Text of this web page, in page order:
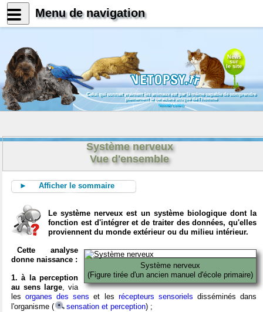
News
sur
le site
Celui qui connait vraiment les animaux est par là même capable de comprendre
pleinement le caractère unique de l'homme
Konrad Lorenz
Système nerveux
Vue d'ensemble
► Afficher le sommaire
Le système nerveux est un système biologique dont la
fonction est d'intégrer et de traiter des données, qu'elles
proviennent du monde extérieur ou du milieu intérieur.
Système nerveux
(Figure tirée d'un ancien manuel d'école primaire)
Cette analyse
donne naissance :
1. à la perception
au sens large, via
lesorganes des sens et les récepteurs sensoriels disséminés dans
l'organisme (
sensation et perception) ;
Menu de navigation